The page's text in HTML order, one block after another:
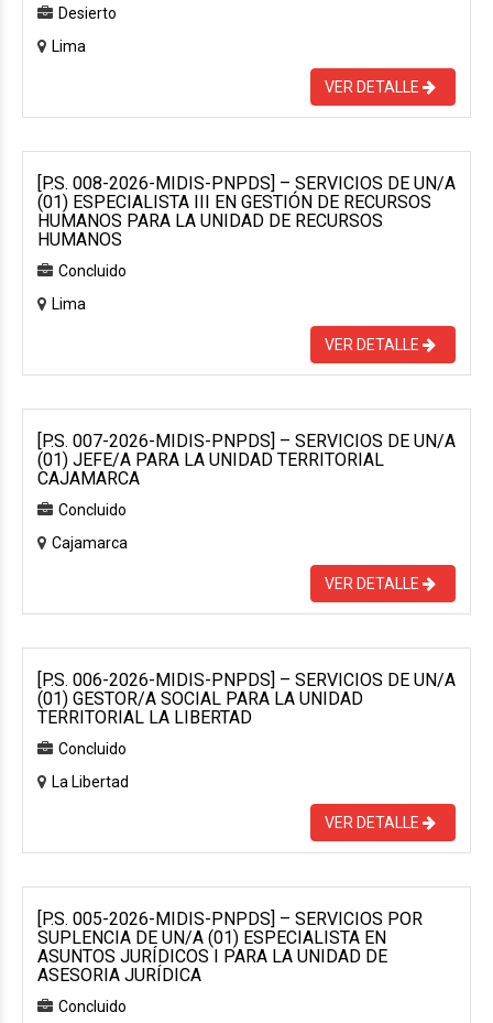
Desierto
Lima
VER DETALLE
[P.S. 008-2026-MIDIS-PNPDS] – SERVICIOS DE UN/A
(01) ESPECIALISTA III EN GESTIÓN DE RECURSOS
HUMANOS PARA LA UNIDAD DE RECURSOS
HUMANOS
Concluido
Lima
VER DETALLE
[P.S. 007-2026-MIDIS-PNPDS] – SERVICIOS DE UN/A
(01) JEFE/A PARA LA UNIDAD TERRITORIAL
CAJAMARCA
Concluido
Cajamarca
VER DETALLE
[P.S. 006-2026-MIDIS-PNPDS] – SERVICIOS DE UN/A
(01) GESTOR/A SOCIAL PARA LA UNIDAD
TERRITORIAL LA LIBERTAD
Concluido
La Libertad
VER DETALLE
[P.S. 005-2026-MIDIS-PNPDS] – SERVICIOS POR
SUPLENCIA DE UN/A (01) ESPECIALISTA EN
ASUNTOS JURÍDICOS I PARA LA UNIDAD DE
ASESORIA JURÍDICA
Concluido